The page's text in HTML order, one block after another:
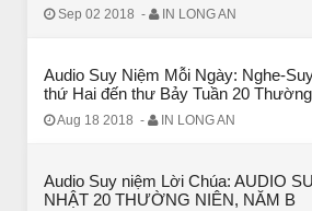
Sep 02 2018 - IN LONG AN
Audio Suy Niệm Mỗi Ngày: Nghe-
thứ Hai đến thư Bảy Tuần 20
Aug 18 2018 - IN LONG AN
Audio Suy niệm Lời Chúa: AUDIO
NHẬT 20 THƯỜNG NIÊN, NĂM B
BÀI NỔI BẬT